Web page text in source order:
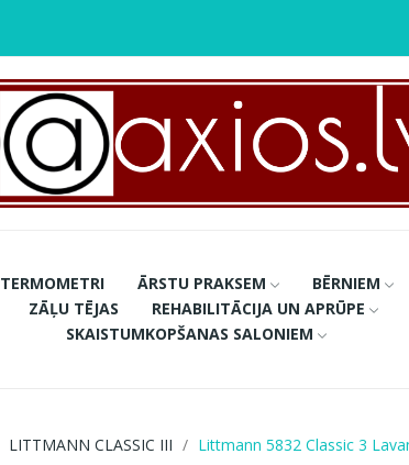
TERMOMETRI ĀRSTU PRAKSEM BĒRNIEM
ZĀĻU TĒJAS REHABILITĀCIJA UN APRŪPE
SKAISTUMKOPŠANAS SALONIEM
LITTMANN CLASSIC III Littmann 5832 Classic 3